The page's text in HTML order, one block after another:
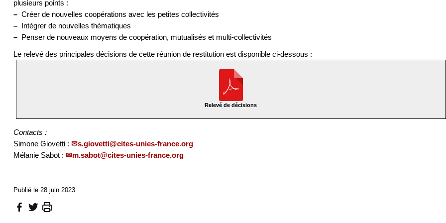
plusieurs points :
–Créer de nouvelles coopérations avec les petites collectivités
–Intégrer de nouvelles thématiques
–Penser de nouveaux moyens de coopération, mutualisés et multi-collectivités
Le relevé des principales décisions de cette réunion de restitution est disponible ci-dessous :
Relevé de décisions
Contacts :
Simone Giovetti :
s.giovetti@cites-unies-france.org
Mélanie Sabot :
m.sabot@cites-unies-france.org
Publié le 28 juin 2023